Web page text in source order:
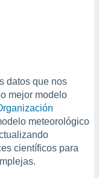
datos que nos
mejor modelo
meteorológico
científicos para